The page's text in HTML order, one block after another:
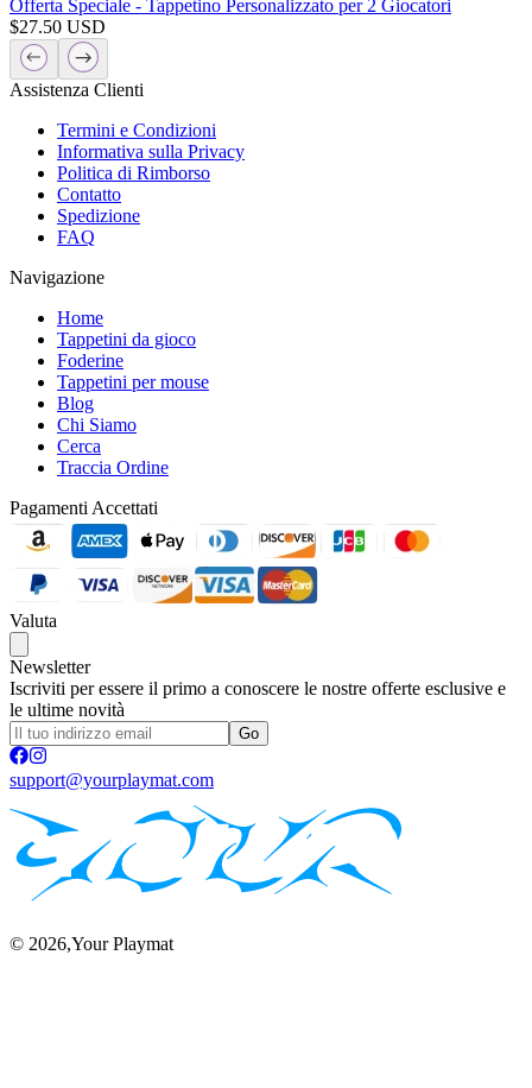
Offerta Speciale - Tappetino Personalizzato per 2 Giocatori
$27.50 USD
Assistenza Clienti
Termini e Condizioni
Informativa sulla Privacy
Politica di Rimborso
Contatto
Spedizione
FAQ
Navigazione
Home
Tappetini da gioco
Foderine
Tappetini per mouse
Blog
Chi Siamo
Cerca
Traccia Ordine
Pagamenti Accettati
Valuta
Newsletter
Iscriviti per essere il primo a conoscere le nostre offerte esclusive e
le ultime novità
Go
support@yourplaymat.com
© 2026,Your Playmat